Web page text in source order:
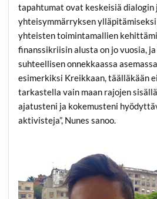
tapahtumat ovat keskeisiä dialogin
yhteisymmärryksen
yhteisten toimintamallien
finanssikriisin alusta on jo vuosia,
suhteellisen onnekkaassa
esimerkiksi Kreikkaan, täälläkään
tarkastella vain maan rajojen
ajatusteni ja kokemusteni
aktivisteja”, Nunes sanoo.